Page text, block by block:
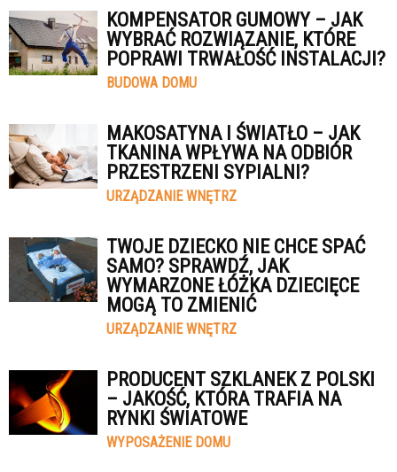
KOMPENSATOR GUMOWY – JAK
WYBRAĆ ROZWIĄZANIE, KTÓRE
POPRAWI TRWAŁOŚĆ INSTALACJI?
BUDOWA DOMU
MAKOSATYNA I ŚWIATŁO – JAK
TKANINA WPŁYWA NA ODBIÓR
PRZESTRZENI SYPIALNI?
URZĄDZANIE WNĘTRZ
TWOJE DZIECKO NIE CHCE SPAĆ
SAMO? SPRAWDŹ, JAK
WYMARZONE ŁÓŻKA DZIECIĘCE
MOGĄ TO ZMIENIĆ
URZĄDZANIE WNĘTRZ
PRODUCENT SZKLANEK Z POLSKI
– JAKOŚĆ, KTÓRA TRAFIA NA
RYNKI ŚWIATOWE
WYPOSAŻENIE DOMU